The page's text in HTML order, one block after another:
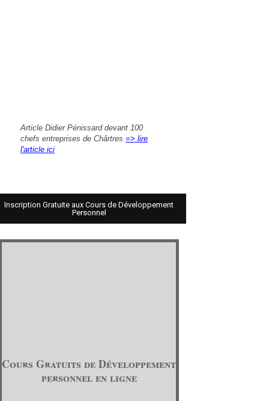
Article Didier Pénissard devant 100
chefs entreprises de Chârtres => lire
l'article ici
Inscription Gratuite aux Cours de Développement
Personnel
Cours Gratuits de Développement
personnel en ligne